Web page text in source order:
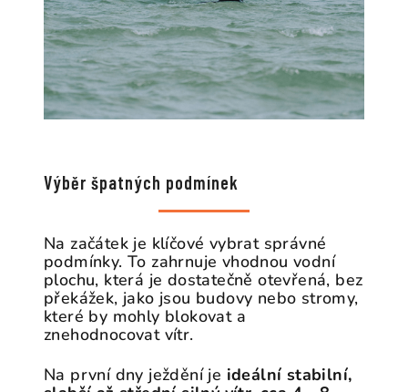
Výběr špatných podmínek
Na začátek je klíčové vybrat správné
podmínky. To zahrnuje vhodnou vodní
plochu, která je dostatečně otevřená, bez
překážek, jako jsou budovy nebo stromy,
které by mohly blokovat a
znehodnocovat vítr.
Na první dny ježdění je ideální stabilní,